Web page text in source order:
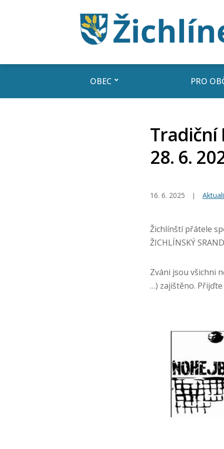
OBEC PRO
Tradiční
28. 6.
16. 6. 2025
Žichlínští přátele
ŽICHLÍNSKÝ
Zváni jsou všichni
…) zajištěno.